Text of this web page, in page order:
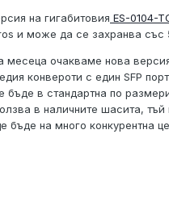
на гигабитовия ES-0104-
и може да се захранва със
месеца очакваме нова
конвероти с един SFP
бъде в стандартна по
в наличните шасита, тъй
бъде на много конкурентна